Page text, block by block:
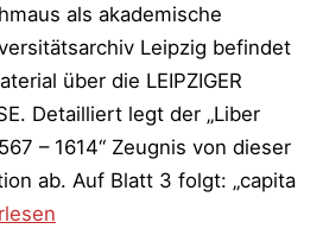
als akademische
Leipzig befindet
über die LEIPZIGER
Detailliert legt der „Liber
– 1614“ Zeugnis von dieser
ab. Auf Blatt 3 folgt: „capita